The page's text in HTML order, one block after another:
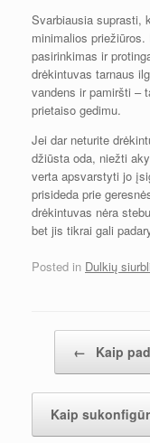
Svarbiausia suprasti,
minimalios
pasirinkimas ir
drėkintuvas tarnaus
vandens ir pamiršti –
prietaiso gedimu.
Jei dar neturite
džiūsta oda, niežti
verta apsvarstyti jo
prisideda prie
drėkintuvas nėra
bet jis tikrai gali
Posted in Dulkių
← Kaip
Kaip